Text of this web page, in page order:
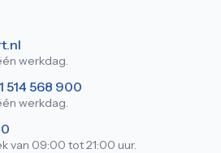
werkdag.
514 568 900
werkdag.
van 09:00 tot 21:00 uur.